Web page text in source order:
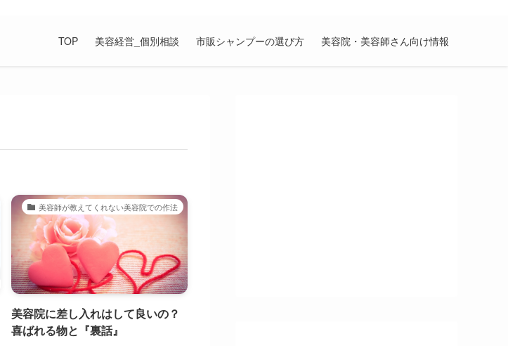
TOP 美容経営_個別相談 市販シャンプーの選び方 美容院・美容師さん向け情報
美容師が教えてくれない美容院での作法
美容院に差し入れはして良いの？
喜ばれる物と『裏話』